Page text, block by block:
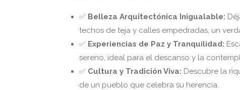
✅ Belleza Arquitectónica Inigualable:
techos de teja y calles empedradas, un
✅ Experiencias de Paz y Tranquilidad:
sereno, ideal para el descanso y la
✅ Cultura y Tradición Viva: Descubre la
de un pueblo que celebra su herencia.